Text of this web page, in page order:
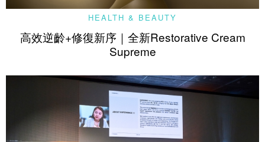
HEALTH & BEAUTY
高效逆齡+修復新序｜全新Restorative Cream
Supreme